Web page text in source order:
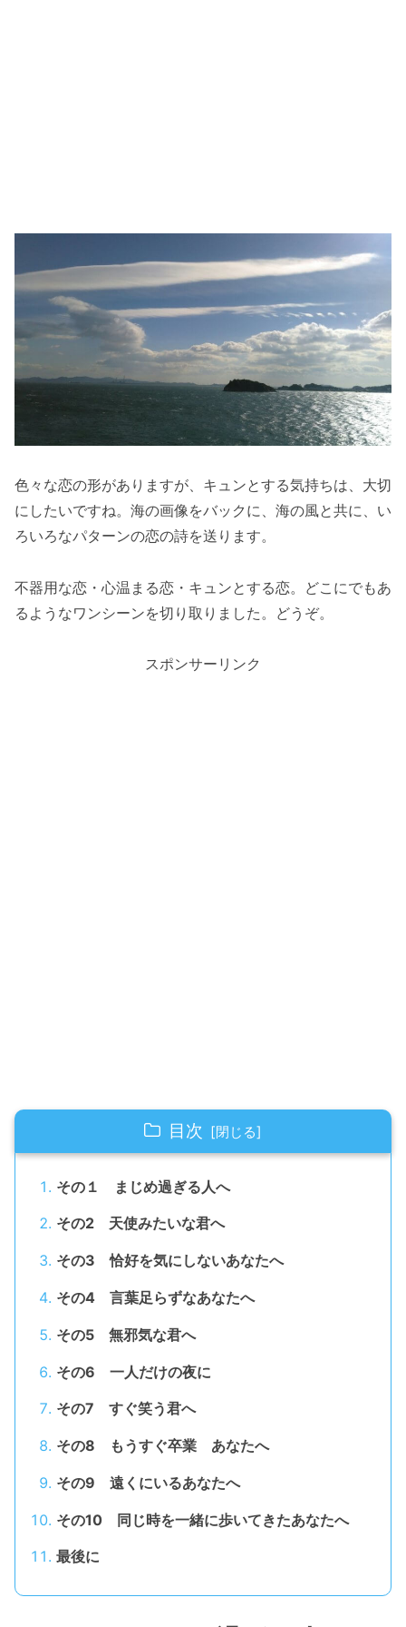
色々な恋の形がありますが、キュンとする気持ちは、大切
にしたいですね。海の画像をバックに、海の風と共に、い
ろいろなパターンの恋の詩を送ります。
不器用な恋・心温まる恋・キュンとする恋。どこにでもあ
るようなワンシーンを切り取りました。どうぞ。
スポンサーリンク
目次
その１ まじめ過ぎる人へ
その2 天使みたいな君へ
その3 恰好を気にしないあなたへ
その4 言葉足らずなあなたへ
その5 無邪気な君へ
その6 一人だけの夜に
その7 すぐ笑う君へ
その8 もうすぐ卒業 あなたへ
その9 遠くにいるあなたへ
その10 同じ時を一緒に歩いてきたあなたへ
最後に